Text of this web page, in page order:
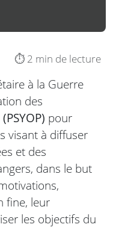
⏱️ 2 min de lecture
à la Guerre
des
pour
visant à diffuser
et des
dans le but
fine, leur
les objectifs du